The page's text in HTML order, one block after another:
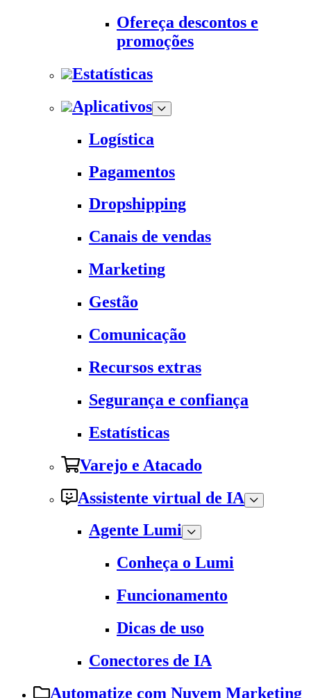
Ofereça descontos e
promoções
Estatísticas
Aplicativos
Logística
Pagamentos
Dropshipping
Canais de vendas
Marketing
Gestão
Comunicação
Recursos extras
Segurança e confiança
Estatísticas
Varejo e Atacado
Assistente virtual de IA
Agente Lumi
Conheça o Lumi
Funcionamento
Dicas de uso
Conectores de IA
Automatize com Nuvem Marketing